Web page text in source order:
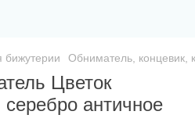
бижутерии Обниматель, концевик,
Цветок
античное